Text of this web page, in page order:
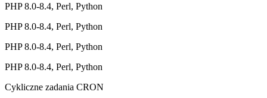
PHP 8.0-8.4, Perl, Python
PHP 8.0-8.4, Perl, Python
PHP 8.0-8.4, Perl, Python
PHP 8.0-8.4, Perl, Python
Cykliczne zadania CRON